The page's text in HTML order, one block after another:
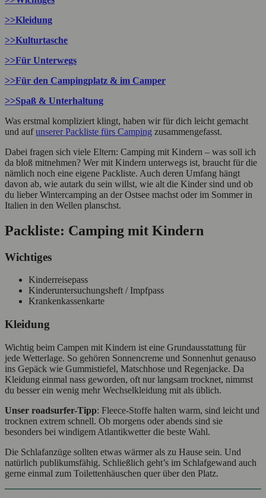
>>Kleidung
>>Kulturtasche
>>Für Unterwegs
>>Für den Campingplatz & im Camper
>>Spaß & Unterhaltung
Was erstmal kompliziert klingt, haben wir für dich leicht gemacht
und aufunserer Packliste fürs Camping zusammengefasst.
Dabei fragen sich viele Eltern: Camping mit Kindern – was soll ich
da bloß mitnehmen? Wer mit Kindern unterwegs ist, braucht für die
nämlich noch eine eigene Packliste. Auch deren Umfang hängt
davon ab, wie autark du sein willst, wie alt die Kinder sind und ob
du lieber Wintercamping an der Ostsee machst oder im Sommer in
Italien in den Wellen planschst.
Packliste: Camping mit Kindern
Wichtiges
Kinderreisepass
Kinderuntersuchungsheft / Impfpass
Krankenkassenkarte
Kleidung
Wichtig beim Campen mit Kindern ist eine Grundausstattung für
jede Wetterlage. So gehören Sonnencreme und Sonnenhut genauso
ins Gepäck wie Gummistiefel, Matschhose und Regenjacke. Da
Kleidung einmal nass geworden, oft nur langsam trocknet, nimmst
du besser ein wenig mehr Wechselkleidung mit als üblich.
Unser roadsurfer-Tipp: Fleece-Stoffe halten warm, sind leicht und
trocknen extrem schnell. Ob morgens oder abends sind sie
besonders bei windigem Atlantikwetter die beste Wahl.
Die Schlafanzüge sollten etwas wärmer als zu Hause sein. Und
natürlich publikumsfähig. Schließlich geht’s im Schlafgewand auch
gerne einmal zum Toilettenhäuschen quer über den Platz.